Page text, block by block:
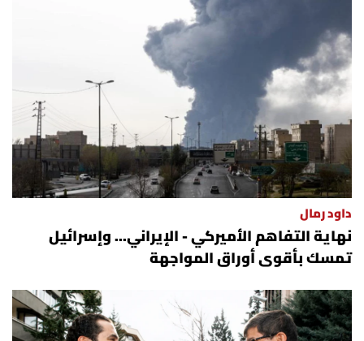
داود رمال
نهاية التفاهم الأميركي - الإيراني... وإسرائيل
تمسك بأقوى أوراق المواجهة